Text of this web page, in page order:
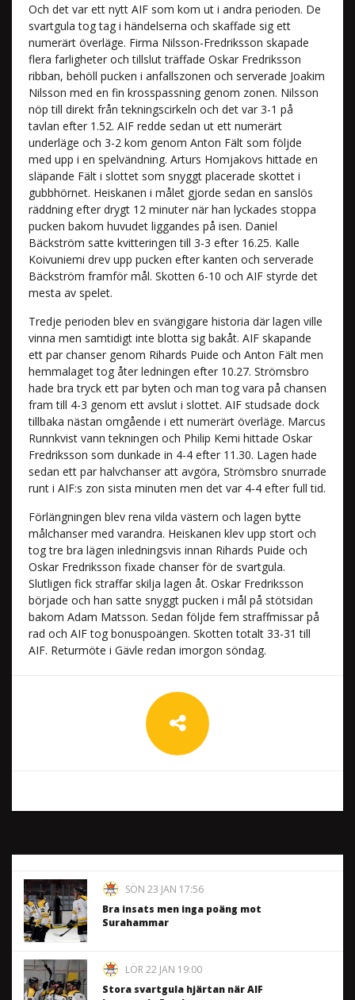
Och det var ett nytt AIF som kom ut i andra perioden. De
svartgula tog tag i händelserna och skaffade sig ett
numerärt överläge. Firma Nilsson-Fredriksson skapade
flera farligheter och tillslut träffade Oskar Fredriksson
ribban, behöll pucken i anfallszonen och serverade Joakim
Nilsson med en fin krosspassning genom zonen. Nilsson
nöp till direkt från tekningscirkeln och det var 3-1 på
tavlan efter 1.52. AIF redde sedan ut ett numerärt
underläge och 3-2 kom genom Anton Fält som följde
med upp i en spelvändning. Arturs Homjakovs hittade en
släpande Fält i slottet som snyggt placerade skottet i
gubbhörnet. Heiskanen i målet gjorde sedan en sanslös
räddning efter drygt 12 minuter när han lyckades stoppa
pucken bakom huvudet liggandes på isen. Daniel
Bäckström satte kvitteringen till 3-3 efter 16.25. Kalle
Koivuniemi drev upp pucken efter kanten och serverade
Bäckström framför mål. Skotten 6-10 och AIF styrde det
mesta av spelet.
Tredje perioden blev en svängigare historia där lagen ville
vinna men samtidigt inte blotta sig bakåt. AIF skapande
ett par chanser genom Rihards Puide och Anton Fält men
hemmalaget tog åter ledningen efter 10.27. Strömsbro
hade bra tryck ett par byten och man tog vara på chansen
fram till 4-3 genom ett avslut i slottet. AIF studsade dock
tillbaka nästan omgående i ett numerärt överläge. Marcus
Runnkvist vann tekningen och Philip Kemi hittade Oskar
Fredriksson som dunkade in 4-4 efter 11.30. Lagen hade
sedan ett par halvchanser att avgöra, Strömsbro snurrade
runt i AIF:s zon sista minuten men det var 4-4 efter full tid.
Förlängningen blev rena vilda västern och lagen bytte
målchanser med varandra. Heiskanen klev upp stort och
tog tre bra lägen inledningsvis innan Rihards Puide och
Oskar Fredriksson fixade chanser för de svartgula.
Slutligen fick straffar skilja lagen åt. Oskar Fredriksson
började och han satte snyggt pucken i mål på stötsidan
bakom Adam Matsson. Sedan följde fem straffmissar på
rad och AIF tog bonuspoängen. Skotten totalt 33-31 till
AIF. Returmöte i Gävle redan imorgon söndag.
SÖN 23 JAN 17:56
Bra insats men inga poäng mot
Surahammar
LÖR 22 JAN 19:00
Stora svartgula hjärtan när AIF